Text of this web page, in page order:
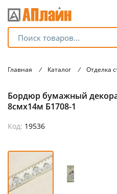
Главная / Каталог / Отделка
Бордюр бумажный
8смх14м Б1708-1
Код: 19536
оплатуна
График платежей
Сегодня